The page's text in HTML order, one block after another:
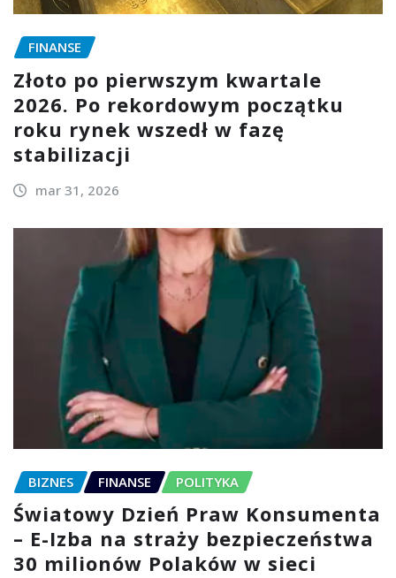
FINANSE
Złoto po pierwszym kwartale
2026. Po rekordowym początku
roku rynek wszedł w fazę
stabilizacji
mar 31, 2026
BIZNES FINANSE POLITYKA
Światowy Dzień Praw Konsumenta
– E-Izba na straży bezpieczeństwa
30 milionów Polaków w sieci